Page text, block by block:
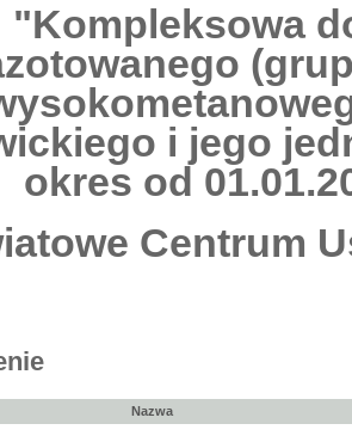
"Kompleksowa
i jego
okres od
Centrum
Nazwa